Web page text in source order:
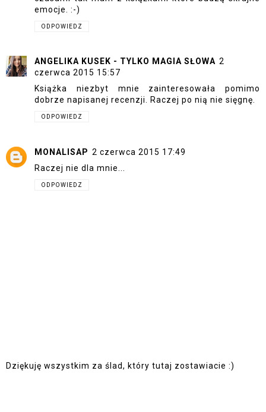
emocje. :-)
ODPOWIEDZ
ANGELIKA KUSEK - TYLKO MAGIA SŁOWA 2
czerwca 2015 15:57
Książka niezbyt mnie zainteresowała pomimo
dobrze napisanej recenzji. Raczej po nią nie sięgnę.
ODPOWIEDZ
MONALISAP 2 czerwca 2015 17:49
Raczej nie dla mnie...
ODPOWIEDZ
Dziękuję wszystkim za ślad, który tutaj zostawiacie :)